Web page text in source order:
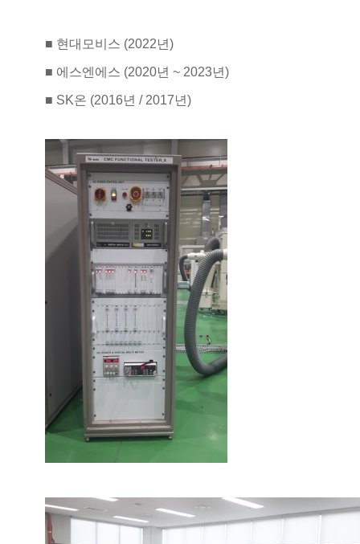
■ 현대모비스 (2022년)
■ 에스엔에스 (2020년 ~ 2023년)
■ SK온 (2016년 / 2017년)